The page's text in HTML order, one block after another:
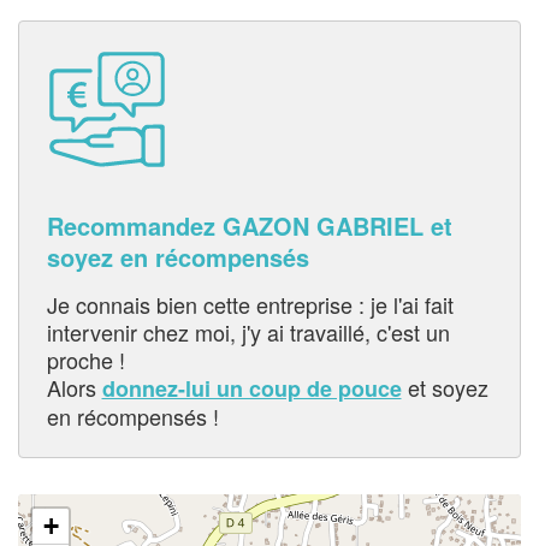
Recommandez GAZON GABRIEL et
soyez en récompensés
Je connais bien cette entreprise : je l'ai fait
intervenir chez moi, j'y ai travaillé, c'est un
proche !
Alorsdonnez-lui un coup de pouceet soyez
en récompensés !
+